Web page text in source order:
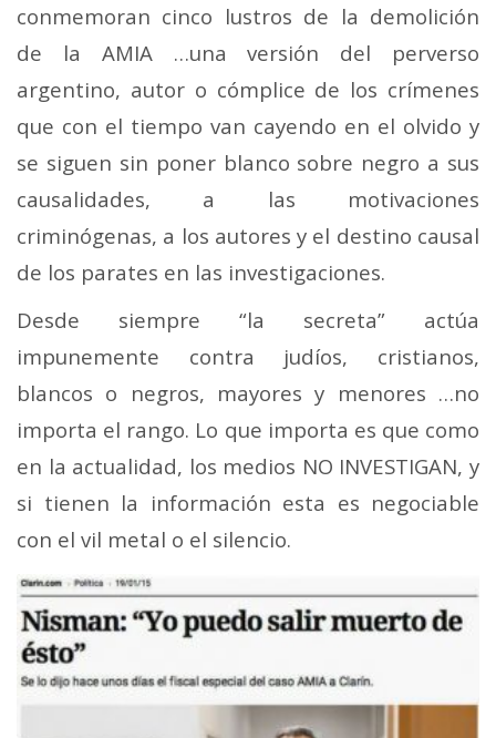
conmemoran cinco lustros de la demolición
de la AMIA …una versión del perverso
argentino, autor o cómplice de los crímenes
que con el tiempo van cayendo en el olvido y
se siguen sin poner blanco sobre negro a sus
causalidades, a las motivaciones
criminógenas, a los autores y el destino causal
de los parates en las investigaciones.
Desde siempre “la secreta” actúa
impunemente contra judíos, cristianos,
blancos o negros, mayores y menores …no
importa el rango. Lo que importa es que como
en la actualidad, los medios NO INVESTIGAN, y
si tienen la información esta es negociable
con el vil metal o el silencio.